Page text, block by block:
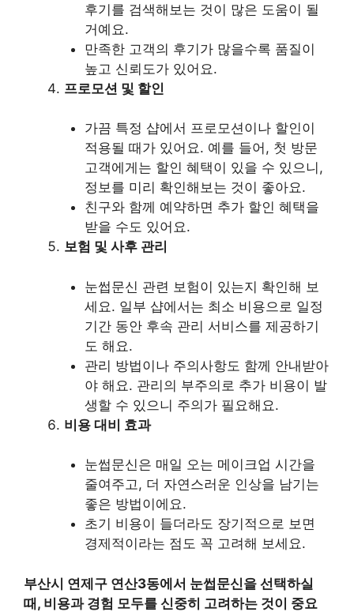
후기를 검색해보는 것이 많은 도움이 될
거예요.
만족한 고객의 후기가 많을수록 품질이
높고 신뢰도가 있어요.
프로모션 및 할인
가끔 특정 샵에서 프로모션이나 할인이
적용될 때가 있어요. 예를 들어, 첫 방문
고객에게는 할인 혜택이 있을 수 있으니,
정보를 미리 확인해보는 것이 좋아요.
친구와 함께 예약하면 추가 할인 혜택을
받을 수도 있어요.
보험 및 사후 관리
눈썹문신 관련 보험이 있는지 확인해 보
세요. 일부 샵에서는 최소 비용으로 일정
기간 동안 후속 관리 서비스를 제공하기
도 해요.
관리 방법이나 주의사항도 함께 안내받아
야 해요. 관리의 부주의로 추가 비용이 발
생할 수 있으니 주의가 필요해요.
비용 대비 효과
눈썹문신은 매일 오는 메이크업 시간을
줄여주고, 더 자연스러운 인상을 남기는
좋은 방법이에요.
초기 비용이 들더라도 장기적으로 보면
경제적이라는 점도 꼭 고려해 보세요.
부산시 연제구 연산3동에서 눈썹문신을 선택하실
때, 비용과 경험 모두를 신중히 고려하는 것이 중요